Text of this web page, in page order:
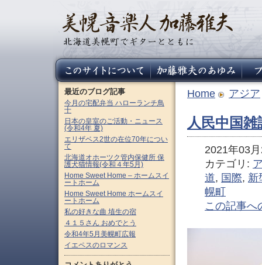
Home アジア
人民中国
2021年03
カテゴリ:
道, 国際, 新
幌町
この記事へ
最近のブログ記事
今月の宅配弁当 ハローランチ鳥
十
日本の皇室のご活動・ニュース
(令和4年 夏)
エリザベス2世の在位70年につい
て
北海道オホーツク管内保健所 保
護犬猫情報(令和４年5月)
Home Sweet Home – ホームスイ
ートホーム
Home Sweet Home ホームスイ
ートホーム
私の好きな曲 埴生の宿
４１５さん おめでとう
令和4年5月美幌町広報
イエペスのロマンス